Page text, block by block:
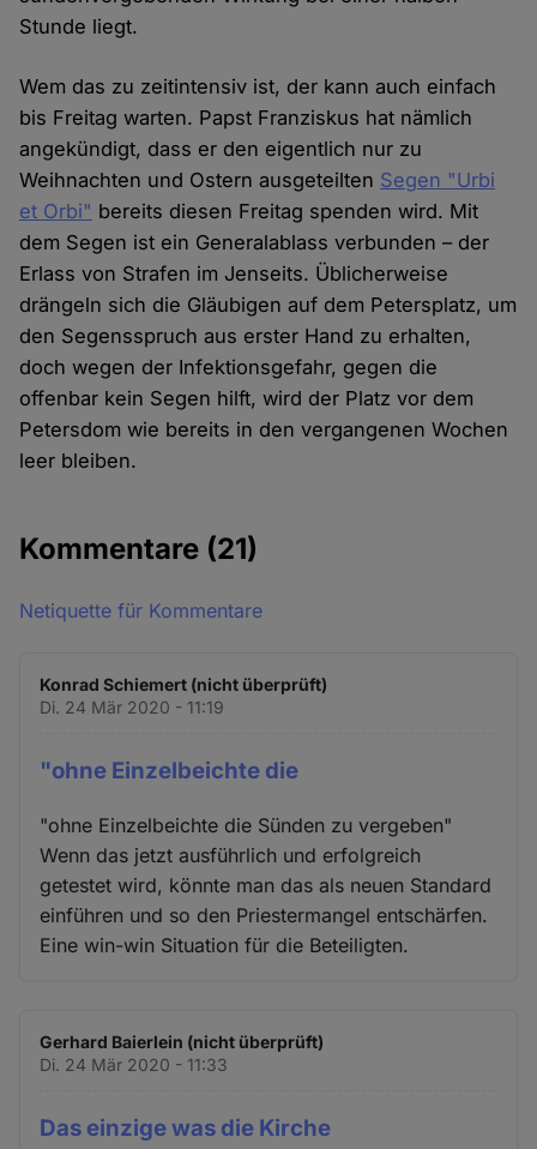
Stunde liegt.
Wem das zu zeitintensiv ist, der kann auch einfach
bis Freitag warten. Papst Franziskus hat nämlich
angekündigt, dass er den eigentlich nur zu
Weihnachten und Ostern ausgeteilten Segen "Urbi
et Orbi" bereits diesen Freitag spenden wird. Mit
dem Segen ist ein Generalablass verbunden – der
Erlass von Strafen im Jenseits. Üblicherweise
drängeln sich die Gläubigen auf dem Petersplatz, um
den Segensspruch aus erster Hand zu erhalten,
doch wegen der Infektionsgefahr, gegen die
offenbar kein Segen hilft, wird der Platz vor dem
Petersdom wie bereits in den vergangenen Wochen
leer bleiben.
Kommentare (21)
Netiquette für Kommentare
Konrad Schiemert (nicht überprüft)
Di. 24 Mär 2020 - 11:19
"ohne Einzelbeichte die
"ohne Einzelbeichte die Sünden zu vergeben"
Wenn das jetzt ausführlich und erfolgreich
getestet wird, könnte man das als neuen Standard
einführen und so den Priestermangel entschärfen.
Eine win-win Situation für die Beteiligten.
Gerhard Baierlein (nicht überprüft)
Di. 24 Mär 2020 - 11:33
Das einzige was die Kirche